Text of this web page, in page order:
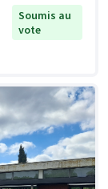
Soumis au
vote